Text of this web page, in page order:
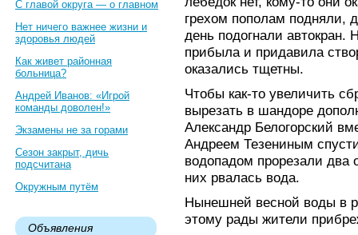
С главой округа — о главном
Нет ничего важнее жизни и
здоровья людей
Как живет районная
больница?
Андрей Иванов: «Игрой
команды доволен!»
Экзамены не за горами
Сезон закрыт, дичь
подсчитана
Окружным путём
Объявления
грехом пополам подняли,
день подогнали автокран.
прибыла и придавила
оказались тщетны.
Чтобы как-то увеличить
вырезать в шандоре
Александр Белогорский
Андреем Тезениным
водопадом прорезали
них рвалась вода.
Нынешней весной воды в
этому рады жители